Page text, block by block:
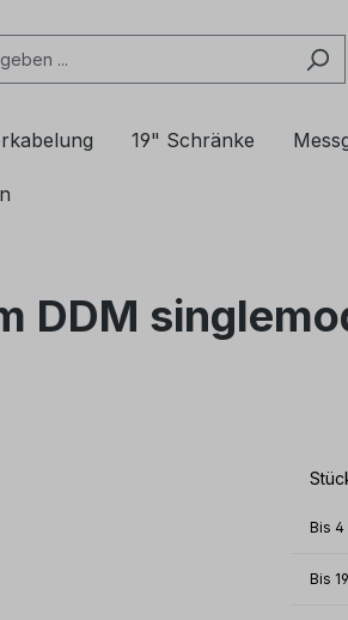
19" Schränke
DDM
Bis 4
Bis 19